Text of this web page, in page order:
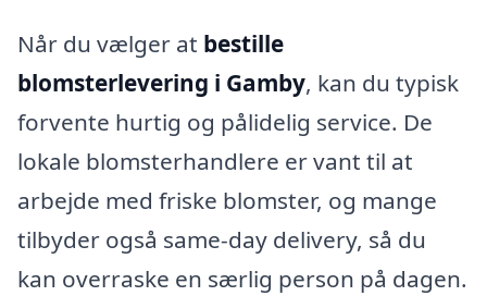
Når du vælger at bestille
blomsterlevering i Gamby, kan du typisk
forvente hurtig og pålidelig service. De
lokale blomsterhandlere er vant til at
arbejde med friske blomster, og mange
tilbyder også same-day delivery, så du
kan overraske en særlig person på dagen.